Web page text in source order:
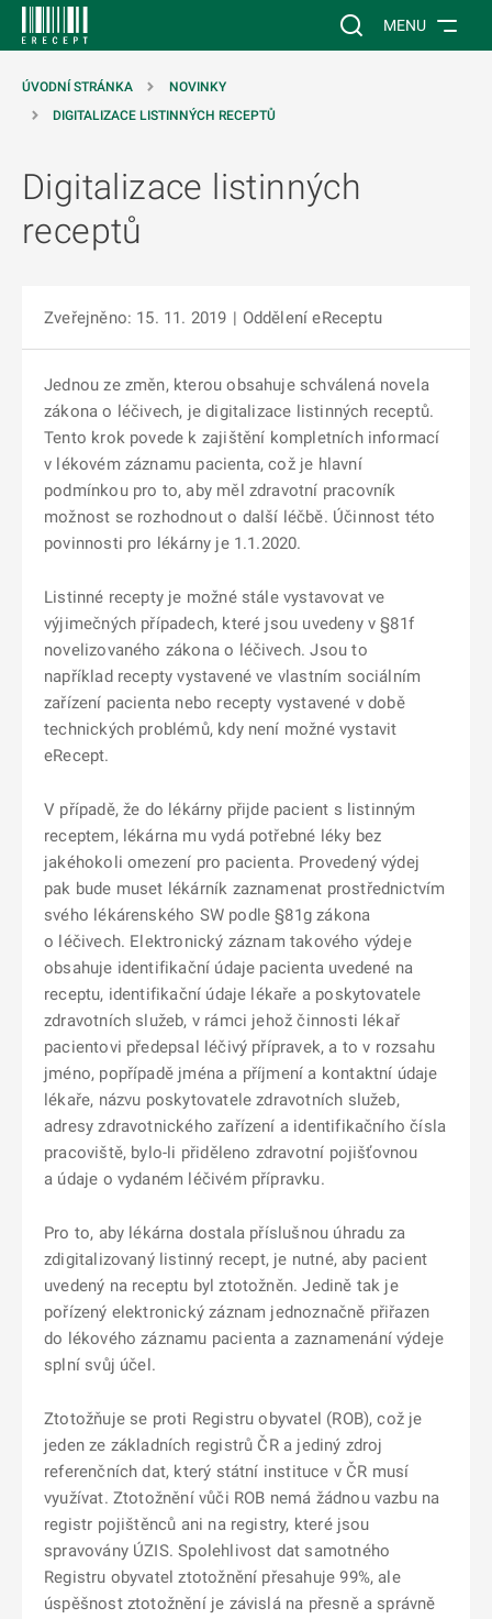
Vyhledávání na
MENU
ÚVODNÍ STRÁNKA
NOVINKY
DIGITALIZACE LISTINNÝCH RECEPTŮ
Digitalizace listinných
receptů
Zveřejněno: 15. 11. 2019 | Oddělení eReceptu
Jednou ze změn, kterou obsahuje schválená novela
zákona o léčivech, je digitalizace listinných receptů.
Tento krok povede k zajištění kompletních informací
v lékovém záznamu pacienta, což je hlavní
podmínkou pro to, aby měl zdravotní pracovník
možnost se rozhodnout o další léčbě. Účinnost této
povinnosti pro lékárny je 1.1.2020.
Listinné recepty je možné stále vystavovat ve
výjimečných případech, které jsou uvedeny v §81f
novelizovaného zákona o léčivech. Jsou to
například recepty vystavené ve vlastním sociálním
zařízení pacienta nebo recepty vystavené v době
technických problémů, kdy není možné vystavit
eRecept.
V případě, že do lékárny přijde pacient s listinným
receptem, lékárna mu vydá potřebné léky bez
jakéhokoli omezení pro pacienta. Provedený výdej
pak bude muset lékárník zaznamenat prostřednictvím
svého lékárenského SW podle §81g zákona
o léčivech. Elektronický záznam takového výdeje
obsahuje identifikační údaje pacienta uvedené na
receptu, identifikační údaje lékaře a poskytovatele
zdravotních služeb, v rámci jehož činnosti lékař
pacientovi předepsal léčivý přípravek, a to v rozsahu
jméno, popřípadě jména a příjmení a kontaktní údaje
lékaře, názvu poskytovatele zdravotních služeb,
adresy zdravotnického zařízení a identifikačního čísla
pracoviště, bylo-li přiděleno zdravotní pojišťovnou
a údaje o vydaném léčivém přípravku.
Pro to, aby lékárna dostala příslušnou úhradu za
zdigitalizovaný listinný recept, je nutné, aby pacient
uvedený na receptu byl ztotožněn. Jedině tak je
pořízený elektronický záznam jednoznačně přiřazen
do lékového záznamu pacienta a zaznamenání výdeje
splní svůj účel.
Ztotožňuje se proti Registru obyvatel (ROB), což je
jeden ze základních registrů ČR a jediný zdroj
referenčních dat, který státní instituce v ČR musí
využívat. Ztotožnění vůči ROB nemá žádnou vazbu na
registr pojištěnců ani na registry, které jsou
spravovány ÚZIS. Spolehlivost dat samotného
Registru obyvatel ztotožnění přesahuje 99%, ale
úspěšnost ztotožnění je závislá na přesně a správně